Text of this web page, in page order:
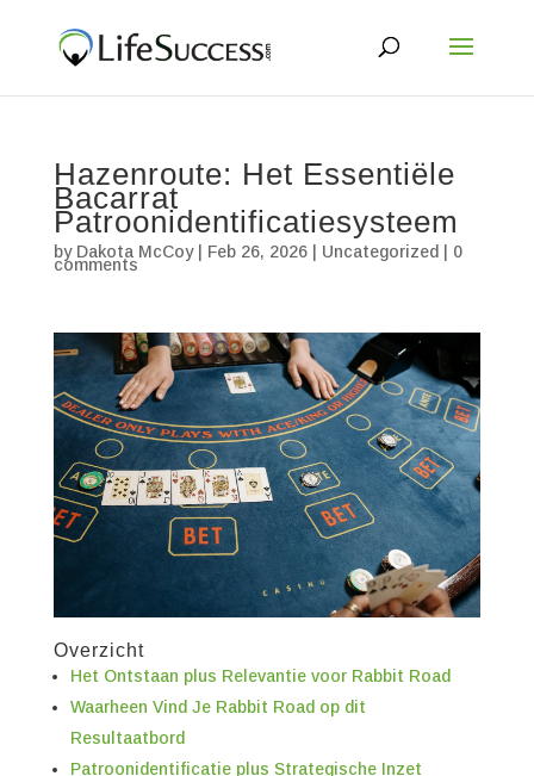
Hazenroute: Het Essentiële
Bacarrat
Patroonidentificatiesysteem
by Dakota McCoy| Feb 26, 2026| Uncategorized 0
comments
Overzicht
Het Ontstaan plus Relevantie voor Rabbit Road
Waarheen Vind Je Rabbit Road op dit
Resultaatbord
Patroonidentificatie plus Strategische Inzet